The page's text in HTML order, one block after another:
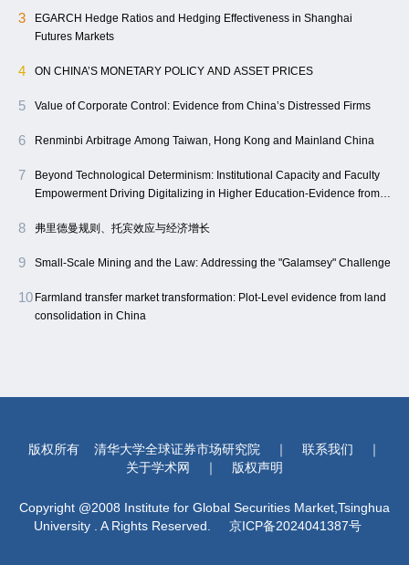
3
EGARCH Hedge Ratios and Hedging Effectiveness in Shanghai
Futures Markets
4 ON CHINA’S MONETARY POLICY AND ASSET PRICES
5 Value of Corporate Control: Evidence from China’s Distressed Firms
6 Renminbi Arbitrage Among Taiwan, Hong Kong and Mainland China
7
Beyond Technological Determinism: Institutional Capacity and Faculty
Empowerment Driving Digitalizing in Higher Education-Evidence from
8 弗里德曼规则、托宾效应与经济增长
9 Small-Scale Mining and the Law: Addressing the "Galamsey" Challenge
10 Farmland transfer market transformation: Plot-Level evidence from land
consolidation in China
版权所有 清华大学全球证券市场研究院 ｜ 联系我们
｜
关于学术网
｜ 版权声明
Copyright @2008 Institute for Global Securities Market,Tsinghua
University . A Rights Reserved.
京ICP备2024041387号